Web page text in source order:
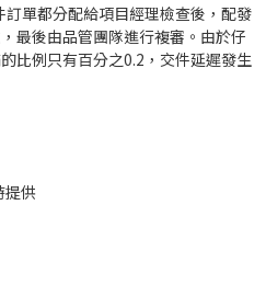
單都分配給項目經理檢查後，配發
最後由品管團隊進行複審。由於仔
比例只有百分之0.2，交件延遲發生
提供